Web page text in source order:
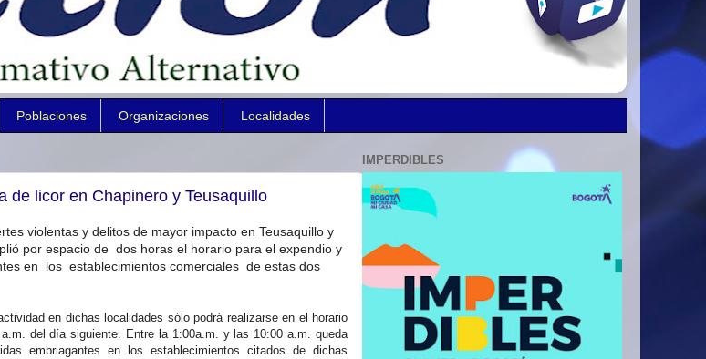
Poblaciones Organizaciones Localidades
de licor en Chapinero y Teusaquillo
violentas y delitos de mayor impacto en Teusaquillo y
por espacio de dos horas el horario para el expendio y
en
los establecimientos comerciales de estas dos
en dichas localidades sólo podrá realizarse en el horario
del día siguiente. Entre la 1:00a.m. y las 10:00 a.m. queda
embriagantes en los establecimientos citados de dichas
IMPERDIBLES